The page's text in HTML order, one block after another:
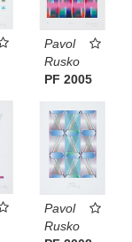
Pavol
Rusko
PF 2005
Pavol
Rusko